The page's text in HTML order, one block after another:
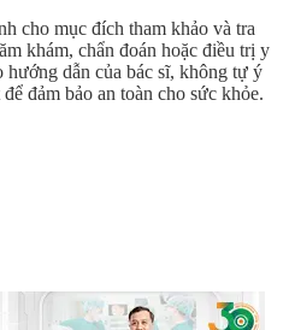
cho mục đích tham khảo và tra
khám, chẩn đoán hoặc điều trị y
dẫn của bác sĩ, không tự ý
đảm bảo an toàn cho sức khỏe.